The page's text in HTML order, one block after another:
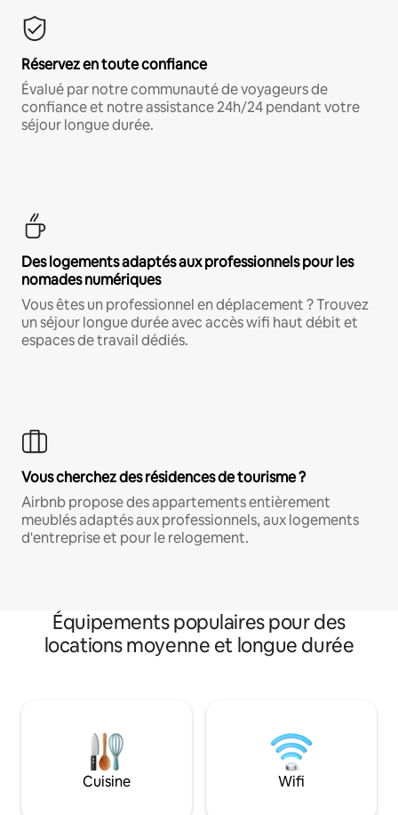
Réservez en toute confiance
Évalué par notre communauté de voyageurs de
confiance et notre assistance 24h/24 pendant votre
séjour longue durée.
Des logements adaptés aux professionnels pour les
nomades numériques
Vous êtes un professionnel en déplacement ? Trouvez
un séjour longue durée avec accès wifi haut débit et
espaces de travail dédiés.
Vous cherchez des résidences de tourisme ?
Airbnb propose des appartements entièrement
meublés adaptés aux professionnels, aux logements
d'entreprise et pour le relogement.
Équipements populaires pour des
locations moyenne et longue durée
Cuisine Wifi